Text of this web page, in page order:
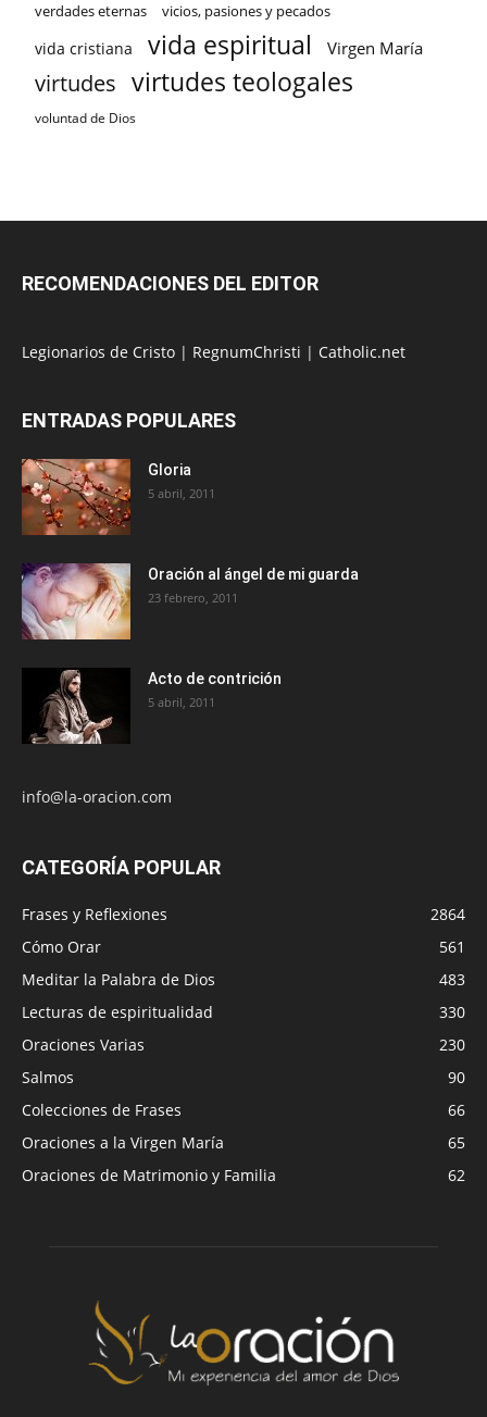
verdades eternas vicios, pasiones y pecados
vida cristiana vida espiritual Virgen María
virtudes virtudes teologales
voluntad de Dios
RECOMENDACIONES DEL EDITOR
Legionarios de Cristo | RegnumChristi | Catholic.net
ENTRADAS POPULARES
Gloria
5 abril, 2011
Oración al ángel de mi guarda
23 febrero, 2011
Acto de contrición
5 abril, 2011
info@la-oracion.com
CATEGORÍA POPULAR
Frases y Reflexiones
2864
Cómo Orar
561
Meditar la Palabra de Dios
483
Lecturas de espiritualidad
330
Oraciones Varias
230
Salmos
90
Colecciones de Frases
66
Oraciones a la Virgen María
65
Oraciones de Matrimonio y Familia
62